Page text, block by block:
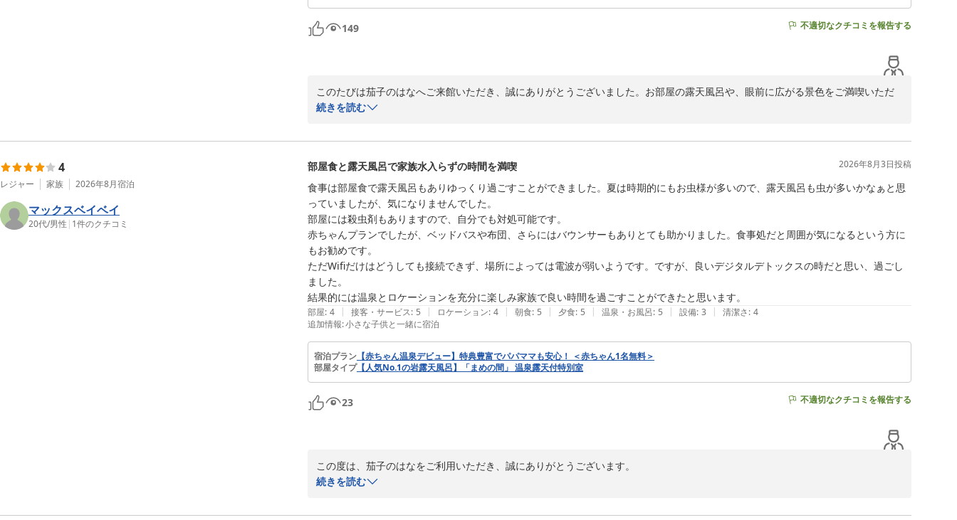
149 不適切なクチコミを報告する
このたびは茄子のはなへご来館いただき、誠にありがとうございました。お部屋の露天風呂や、眼前に広がる景色をご満喫いただ
きながら、ゆったりとしたひとときをお過ごしいただけましたこと、大変嬉しく拝読いたしました。
また、お食事につきましても、お部屋で気兼ねなくお楽しみいただき、お肉やお魚をはじめ、一品一品にご満足いただけたとのお
「最高の思い出になりました」とのお言葉は、私どもにとりまして何より光栄なお褒めの言葉であり、お客様の大切なご旅行の一
助となれましたことを心より嬉しく存じます。これからも、お越しいただく皆様に非日常の静寂と癒やし、そして心に残るおもて
なしをご提供できますよう、一層精進してまいります。
また季節を変えてお帰りいただけます日を、心よりお待ち申し上げております。このたびは温かいご投稿をお寄せいただき、誠に
ありがとうございました。
茄子のはな　スタッフ一同
絶景の癒しの湯宿 茄子のはな
続きを読む
4
レジャー 家族 2026年8月宿泊
マックスベイベイ
20代/男性 | 1件のクチコミ
部屋食と露天風呂で家族水入らずの時間を満喫 2026年8月3日投稿
食事は部屋食で露天風呂もありゆっくり過ごすことができました。夏は時期的にもお虫様が多いので、露天風呂も虫が多いかなぁと思
っていましたが、気になりませんでした。
部屋には殺虫剤もありますので、自分でも対処可能です。
赤ちゃんプランでしたが、ベッドバスや布団、さらにはバウンサーもありとても助かりました。食事処だと周囲が気になるという方に
もお勧めです。
ただWifiだけはどうしても接続できず、場所によっては電波が弱いようです。ですが、良いデジタルデトックスの時だと思い、過ごし
ました。
結果的には温泉とロケーションを充分に楽しみ家族で良い時間を過ごすことができたと思います。
部屋: 4 | 接客・サービス: 5 | ロケーション: 4 | 朝食: 5 | 夕食: 5 | 温泉・お風呂: 5 | 設備: 3 | 清潔さ: 4
追加情報:小さな子供と一緒に宿泊
宿泊プラン 【赤ちゃん温泉デビュー】特典豊富でパパママも安心！ ＜赤ちゃん1名無料＞
部屋タイプ【人気No.1の岩露天風呂】「まめの間」 温泉露天付特別室
23 不適切なクチコミを報告する
この度は、茄子のはなをご利用いただき、誠にありがとうございます。
お部屋食や露天風呂、また赤ちゃんプランの備品につきましてもご満足いただけたご様子で、安心いたしました。虫に関しまして
続きを読む